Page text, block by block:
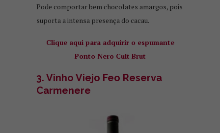
Pode comportar bem chocolates amargos, pois
suporta a intensa presença do cacau.
Clique aqui para adquirir o espumante
Ponto Nero Cult Brut
3. Vinho Viejo Feo Reserva
Carmenere